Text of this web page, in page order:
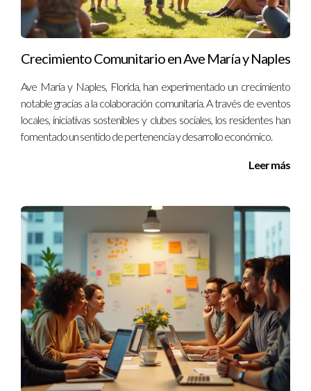
un proyecto similar, no dudes en contactarme al
+13057764866.
Crecimiento Comunitario en Ave María y Naples
Ave María y Naples, Florida, han experimentado un crecimiento
notable gracias a la colaboración comunitaria. A través de eventos
locales, iniciativas sostenibles y clubes sociales, los residentes han
fomentado un sentido de pertenencia y desarrollo económico.
Leer más